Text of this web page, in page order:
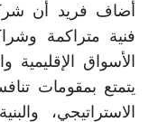
أضاف فريد أن
فنية متراكمة
الأسواق الإقليمية
يتمتع بمقومات
الاستراتيجي،